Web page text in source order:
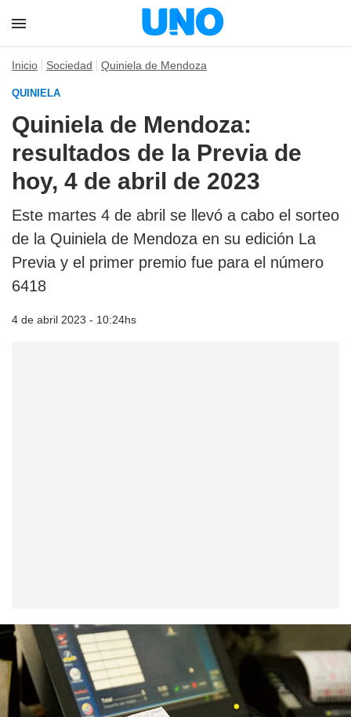
Inicio Sociedad Quiniela de Mendoza
QUINIELA
Quiniela de Mendoza:
resultados de la Previa de
hoy, 4 de abril de 2023
Este martes 4 de abril se llevó a cabo el sorteo
de la Quiniela de Mendoza en su edición La
Previa y el primer premio fue para el número
6418
4 de abril 2023 - 10:24hs